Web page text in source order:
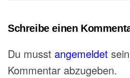
Schreibe einen
Du musst angemeldet
Kommentar abzugeben.